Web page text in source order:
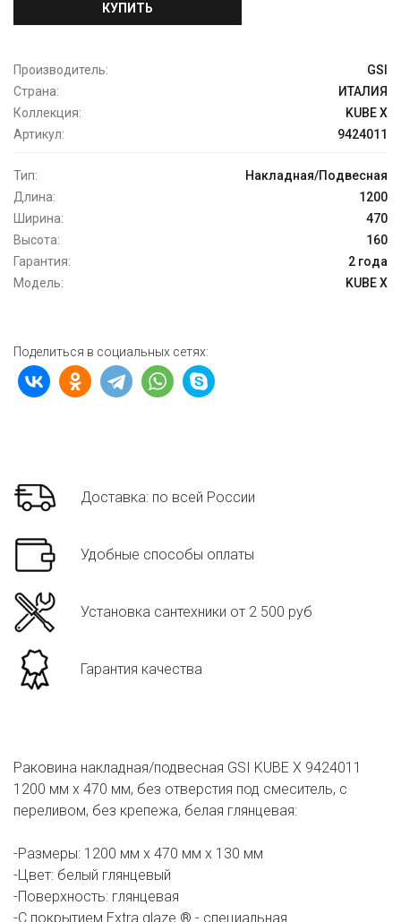
КУПИТЬ
Производитель:
GSI
Страна:
ИТАЛИЯ
Коллекция:
KUBE X
Артикул:
9424011
Тип:
Накладная/Подвесная
Длина:
1200
Ширина:
470
Высота:
160
Гарантия:
2 года
Модель:
KUBE X
Поделиться в социальных сетях:
Доставка: по всей России
Удобные способы оплаты
Установка сантехники от 2 500 руб
Гарантия качества
Раковина накладная/подвесная GSI KUBE X 9424011
1200 мм х 470 мм, без отверстия под смеситель, с
переливом, без крепежа, белая глянцевая:
-Размеры: 1200 мм х 470 мм х 130 мм
-Цвет: белый глянцевый
-Поверхность: глянцевая
-С покрытием Extra glaze ® - специальная